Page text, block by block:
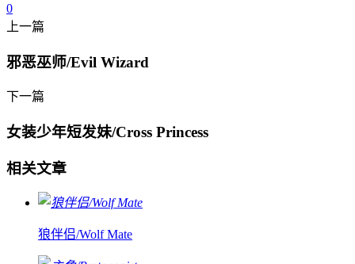
0
上一篇
邪恶巫师/Evil Wizard
下一篇
女装少年短发妹/Cross Princess
相关文章
狼伴侣/Wolf Mate